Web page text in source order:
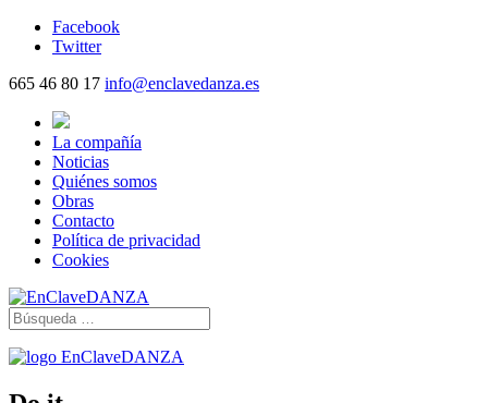
Facebook
Twitter
665 46 80 17 info@enclavedanza.es
La compañía
Noticias
Quiénes somos
Obras
Contacto
Política de privacidad
Cookies